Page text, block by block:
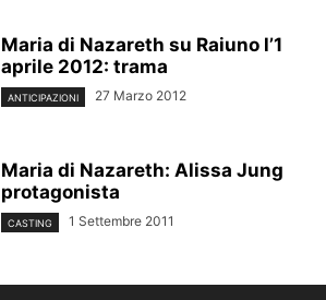
Maria di Nazareth su Raiuno l’1
aprile 2012: trama
ANTICIPAZIONI 27 Marzo 2012
Maria di Nazareth: Alissa Jung
protagonista
CASTING 1 Settembre 2011